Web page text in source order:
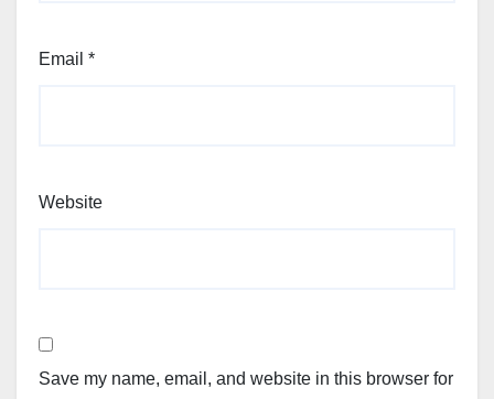
Email *
Website
Save my name, email, and website in this browser for